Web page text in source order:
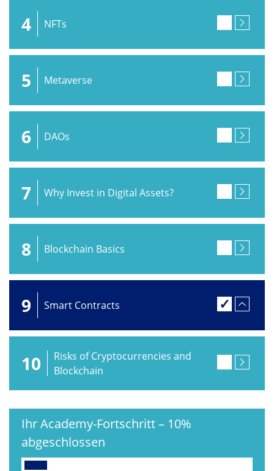
4 NFTs
5 Metaverse
6 DAOs
7 Why Invest in Digital Assets?
8 Blockchain Basics
9 Smart Contracts
10
Risks of Cryptocurrencies and
Blockchain
Ihr Academy-Fortschritt– 10%
abgeschlossen